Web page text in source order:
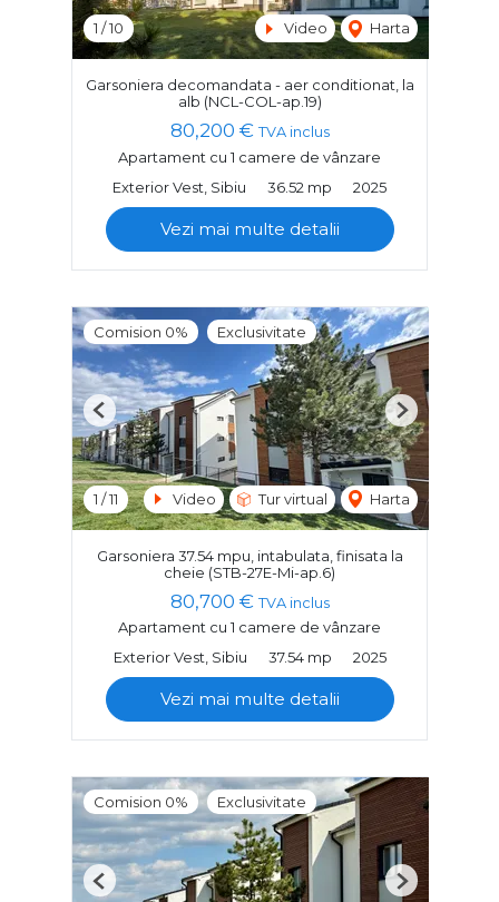
1 /10 Video Harta
Garsoniera decomandata - aer conditionat, la
alb (NCL-COL-ap.19)
80,200 € TVA inclus
Apartament cu 1 camere de vânzare
Exterior Vest, Sibiu
36.52 mp 2025
Vezi mai multe detalii
Comision 0% Exclusivitate
1 /11 Video Tur virtual Harta
Previous Next
Garsoniera 37.54 mpu, intabulata, finisata la
cheie (STB-27E-Mi-ap.6)
80,700 € TVA inclus
Apartament cu 1 camere de vânzare
Exterior Vest, Sibiu
37.54 mp 2025
Vezi mai multe detalii
Comision 0% Exclusivitate
Previous Next